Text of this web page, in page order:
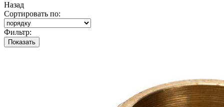
Назад
Сортировать по:
Фильтр:
Показать